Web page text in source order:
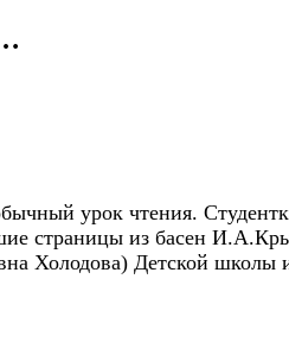
урок чтения.
страницы из басен
Холодова) Детской школы